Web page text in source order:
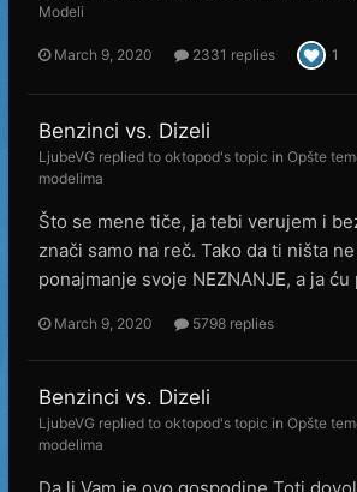
Modeli
March 9, 2020 2331 replies 1
Benzinci vs. Dizeli
LjubeVG replied to oktopod's topic in Opšte
modelima
Što se mene tiče, ja tebi verujem i
znači samo na reč. Tako da ti ništa
ponajmanje svoje NEZNANJE, a ja
March 9, 2020 5798 replies
Benzinci vs. Dizeli
LjubeVG replied to oktopod's topic in Opšte
modelima